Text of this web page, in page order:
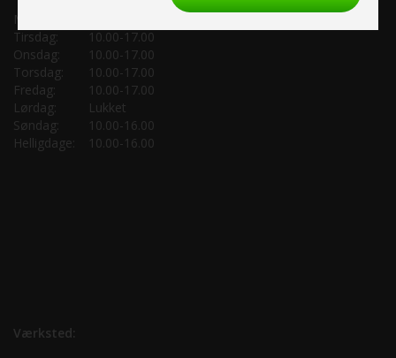
Mandag:
Tirsdag:
10.00-17.00
Onsdag:
10.00-17.00
Torsdag:
10.00-17.00
Fredag:
10.00-17.00
Lørdag:
Lukket
Søndag:
10.00-16.00
Helligdage:
10.00-16.00
Værksted: